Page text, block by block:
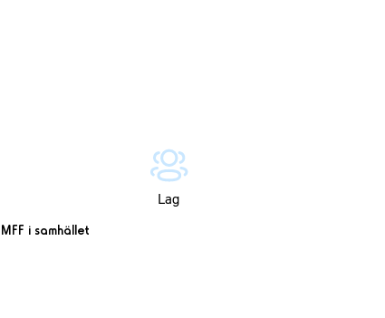
Lag
MFF i samhället